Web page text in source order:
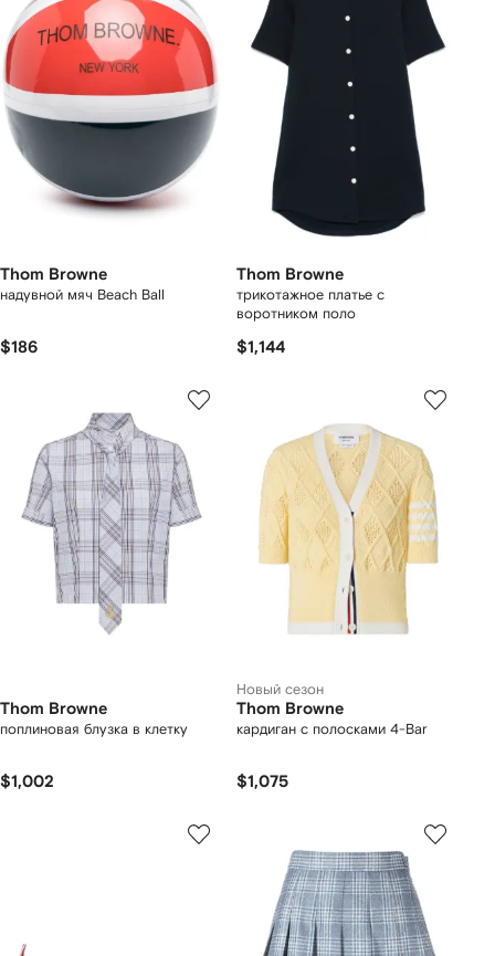
Thom Browne
надувной мяч Beach Ball
$186
Thom Browne
трикотажное платье с
воротником поло
$1,144
Thom Browne
поплиновая блузка в клетку
$1,002
Новый сезон
Thom Browne
кардиган с полосками 4-Bar
$1,075